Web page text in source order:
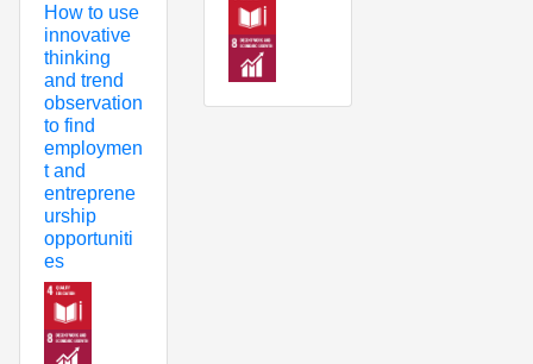
How to use
innovative
thinking
and trend
observation
to find
employmen
t and
entreprene
urship
opportuniti
es